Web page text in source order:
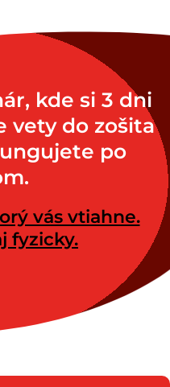
kde si 3 dni
vety do zošita
po
vás vtiahne.
fyzicky.